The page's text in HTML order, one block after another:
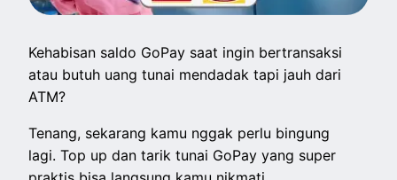
Kehabisan saldo GoPay saat ingin bertransaksi
atau butuh uang tunai mendadak tapi jauh dari
ATM?
Tenang, sekarang kamu nggak perlu bingung
lagi.Top up dan tarik tunai GoPay yang super